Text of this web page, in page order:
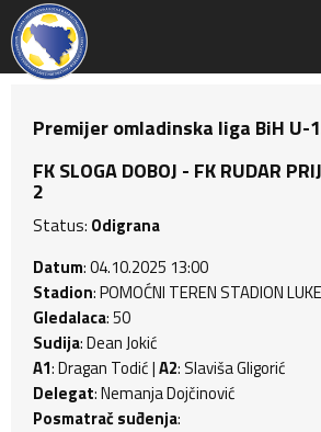
Premijer omladinska liga BiH U-
FK SLOGA DOBOJ - FK RUDAR
2
Status: Odigrana
Datum: 04.10.2025 13:00
Stadion: POMOĆNI TEREN STADION
Gledalaca: 50
Sudija: Dean Jokić
A1: Dragan Todić |A2: Slaviša Gligorić
Delegat: Nemanja Dojčinović
Posmatrač suđenja: